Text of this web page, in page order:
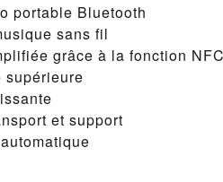
portable Bluetooth
sans fil
grâce à la fonction
supérieure
et support